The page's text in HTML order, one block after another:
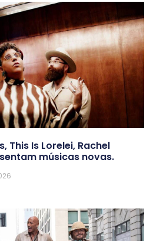
This Is Lorelei, Rachel
músicas novas.